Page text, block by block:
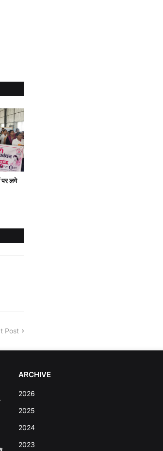
पर लगे
Post
ARCHIVE
2026
2025
2024
2023